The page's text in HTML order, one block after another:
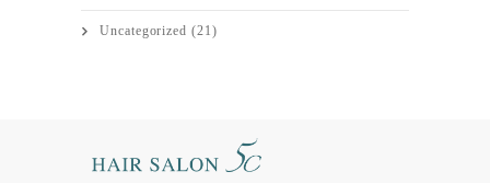
Uncategorized (21)